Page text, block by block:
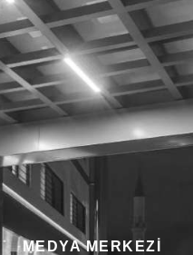
MEDYA MERKEZİ